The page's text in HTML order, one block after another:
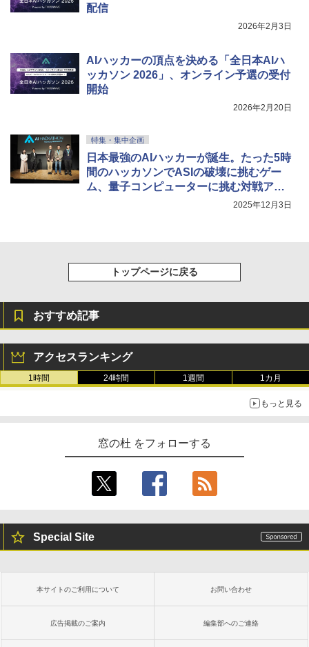
配信
2026年2月3日
AIハッカーの頂点を決める「全日本AIハ
ッカソン 2026」、オンライン予選の受付
開始
2026年2月20日
特集・集中企画
日本最強のAIハッカーが誕生。たった5時
間のハッカソンでASIの破壊に挑むゲー
ム、量子コンピューターに挑む対戦アプ
2025年12月3日
トップページに戻る
おすすめ記事
アクセスランキング
1時間 24時間 1週間 1カ月
もっと見る
窓の杜 をフォローする
Special Site
本サイトのご利用について お問い合わせ
広告掲載のご案内 編集部へのご連絡